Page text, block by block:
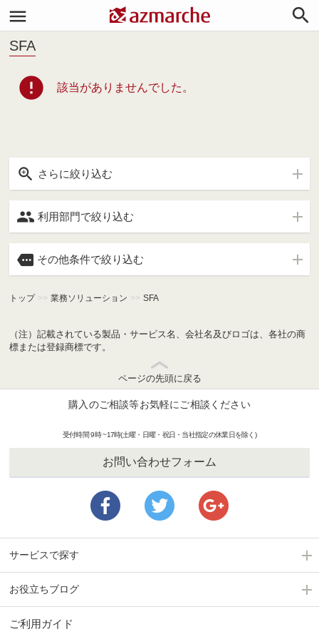


SFA
error 該当がありませんでした。
 さらに絞り込む
 利用部門で絞り込む
 その他条件で絞り込む
トップ >> 業務ソリューション >> SFA
（注）記載されている製品・サービス名、会社名及びロゴは、各社の商
標または登録商標です。
ページの先頭に戻る
購入のご相談等お気軽にご相談ください
受付時間 9時 ~17時(土曜・日曜・祝日・当社指定の休業日を除く)
お問い合わせフォーム
サービスで探す
お役立ちブログ
ご利用ガイド